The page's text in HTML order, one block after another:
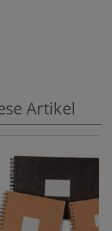
Artikel